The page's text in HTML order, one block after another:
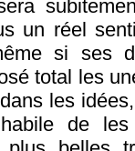
un réel
si ses
total les
les
de